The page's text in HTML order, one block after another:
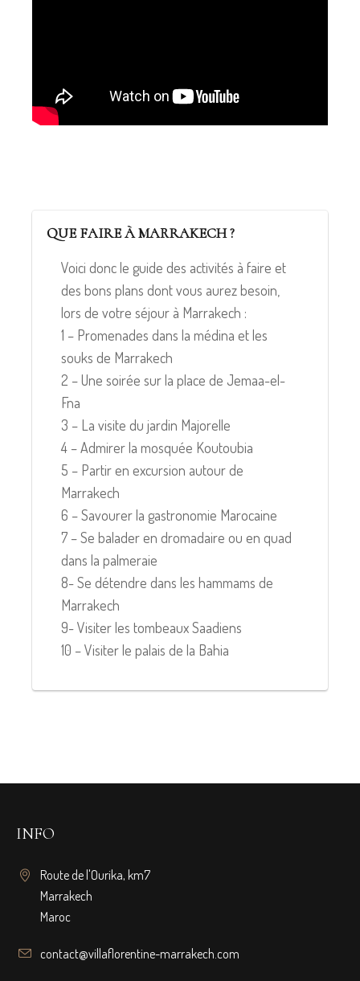
QUE FAIRE À MARRAKECH ?
Voici donc le guide des activités à faire et
des bons plans dont vous aurez besoin,
lors de votre séjour à Marrakech :
1 – Promenades dans la médina et les
souks de Marrakech
2 – Une soirée sur la place de Jemaa-el-
Fna
3 – La visite du jardin Majorelle
4 – Admirer la mosquée Koutoubia
5 – Partir en excursion autour de
Marrakech
6 – Savourer la gastronomie Marocaine
7 – Se balader en dromadaire ou en quad
dans la palmeraie
8- Se détendre dans les hammams de
Marrakech
9- Visiter les tombeaux Saadiens
10 – Visiter le palais de la Bahia
INFO
Route de l'Ourika, km7
Marrakech
Maroc
contact@villaflorentine-marrakech.com